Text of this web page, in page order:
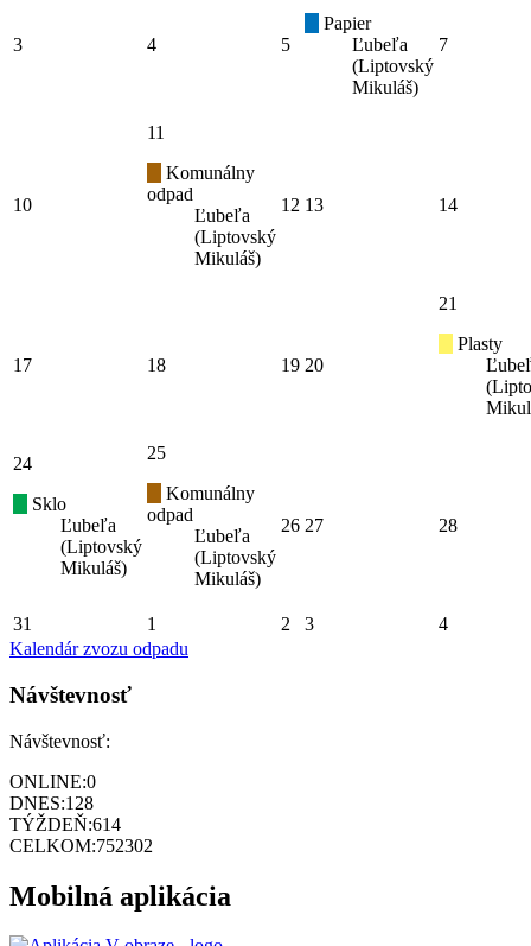
3 4 5
Papier
Ľubeľa
(Liptovský
Mikuláš)
7
10
11
Komunálny
odpad
Ľubeľa
(Liptovský
Mikuláš)
12 13 14
17 18 19 20
21
Plasty
24
Sklo
Ľubeľa
(Liptovský
Mikuláš)
25
Komunálny
odpad
Ľubeľa
(Liptovský
Mikuláš)
26 27 28
31 1 2 3
4
Kalendár zvozu odpadu
Návštevnosť
Návštevnosť:
ONLINE:0
DNES:128
TÝŽDEŇ:614
CELKOM:752302
Mobilná aplikácia